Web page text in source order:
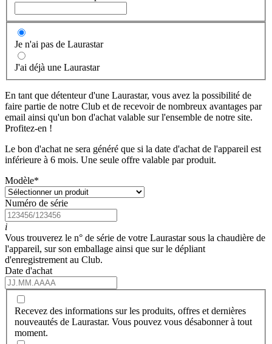
Je n'ai pas de Laurastar
J'ai déjà une Laurastar
En tant que détenteur d'une Laurastar, vous avez la possibilité de
faire partie de notre Club et de recevoir de nombreux avantages par
email ainsi qu'un bon d'achat valable sur l'ensemble de notre site.
Profitez-en !
Le bon d'achat ne sera généré que si la date d'achat de l'appareil est
inférieure à 6 mois. Une seule offre valable par produit.
Modèle*
Numéro de série
i
Vous trouverez le n° de série de votre Laurastar sous la chaudière de
l'appareil, sur son emballage ainsi que sur le dépliant
d'enregistrement au Club.
Date d'achat
Recevez des informations sur les produits, offres et dernières
nouveautés de Laurastar. Vous pouvez vous désabonner à tout
moment.